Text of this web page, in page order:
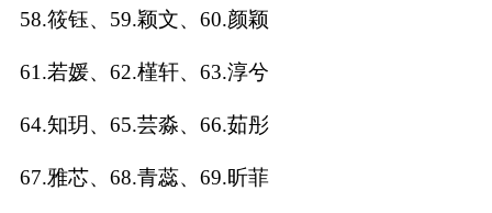
取
打
起
起
58.筱钰、59.颖文、60.颜颖
61.若媛、62.槿轩、63.淳兮
64.知玥、65.芸淼、66.茹彤
67.雅芯、68.青蕊、69.昕菲